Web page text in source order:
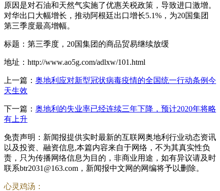
原因是对石油和天然气实施了优惠关税政策，导致进口激增。
对华出口大幅增长，推动阿根廷出口增长5.1%，为20国集团
第三季度最高增幅。
标题：第三季度，20国集团的商品贸易继续放缓
地址：http://www.ao5g.com/adlxw/101.html
上一篇： 奥地利应对新型冠状病毒疫情的全国统一行动条例今
天生效
下一篇： 奥地利的失业率已经连续三年下降，预计2020年将略
有上升
免责声明：新闻报提供实时最新的互联网奥地利行业动态资讯
以及投资、融资信息,本篇内容来自于网络，不为其真实性负
责，只为传播网络信息为目的，非商业用途，如有异议请及时
联系btr2031@163.com，新闻报中文网的网编将予以删除。
心灵鸡汤：